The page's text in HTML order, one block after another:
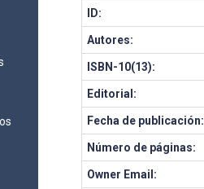
ID:
Autores:
ISBN-10(13):
Editorial:
Fecha de publicación:
Número de páginas:
Owner Email: